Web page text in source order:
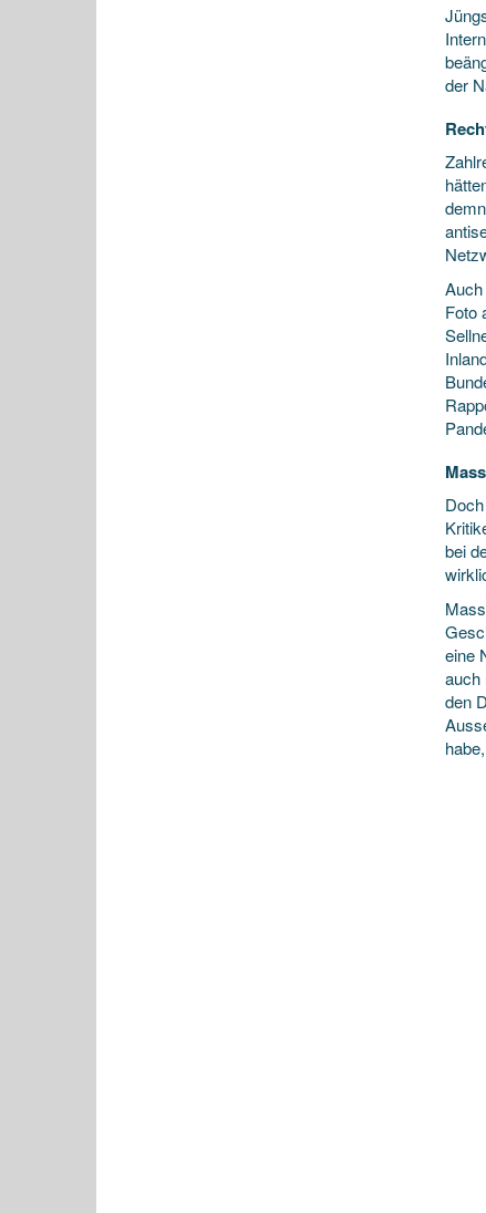
der
Foto
bei
eine
auch
den